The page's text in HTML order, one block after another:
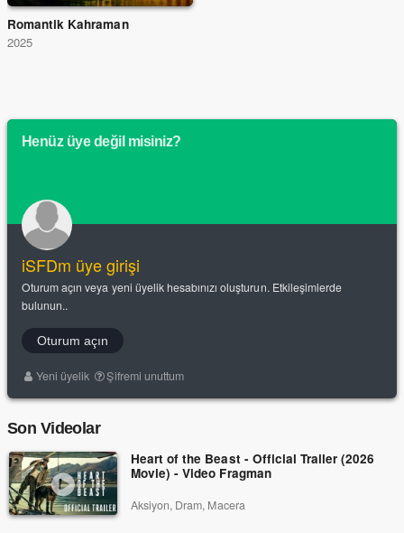
Romantik Kahraman
2025
Henüz üye değil misiniz?
iSFDm üye girişi
Oturum açın veya yeni üyelik hesabınızı oluşturun. Etkileşimlerde
bulunun..
Oturum açın
Yeni üyelik Şifremi unuttum
Son Videolar
Heart of the Beast - Official Trailer (2026
Movie) - Video Fragman
Aksiyon, Dram, Macera